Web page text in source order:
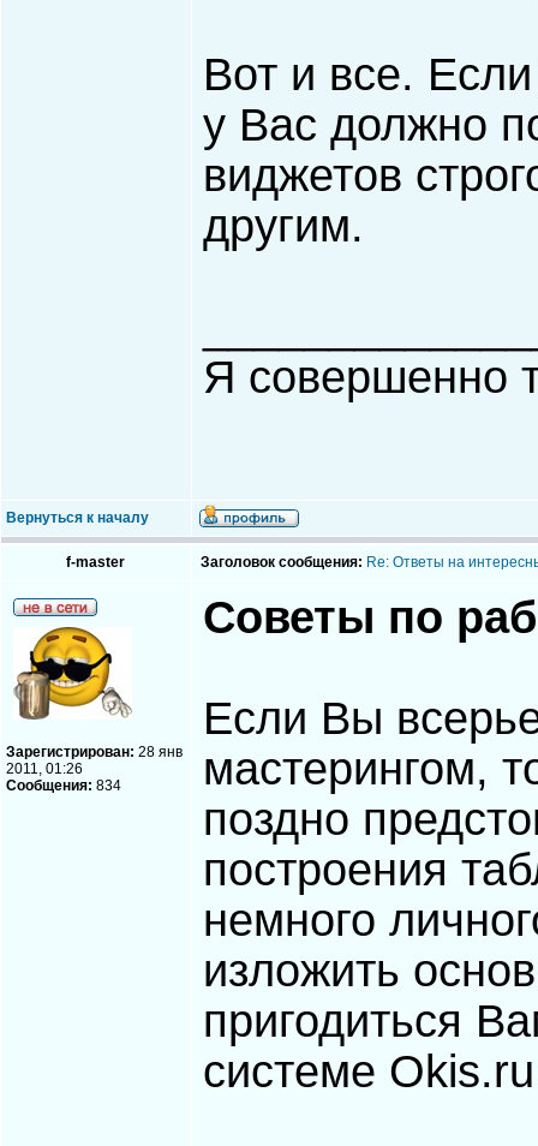
Вот и все.
у Вас должно
виджетов
другим.
Я совершенно
Вернуться к началу
f-master Заголовок сообщения: Re: Ответы на
Зарегистрирован: 28 янв
2011, 01:26
Сообщения: 834
Советы по
Если Вы
мастерингом,
поздно
построения
немного
изложить
пригодиться
системе Okis.ru